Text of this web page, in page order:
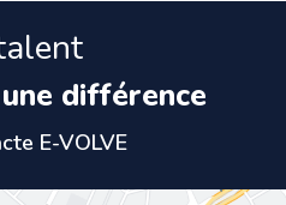
une différence
E-VOLVE